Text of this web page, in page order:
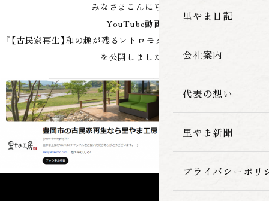
里やま日記
会社案内
代表の想い
里やま新聞
プライバシーポリ
みなさまこんにちは。
YouTube動画
『【古民家再生】和の趣が残るレトロモダンな家【里やま工房】 30』
を公開しました。